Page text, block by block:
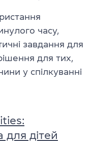
часу,
завдання для
для тих,
у спілкуванні
для дітей